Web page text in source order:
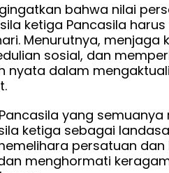
bahwa nilai
ketiga Pancasila
Menurutnya, menjaga
sosial, dan
nyata dalam
yang semuanya
ketiga sebagai
persatuan dan
menghormati